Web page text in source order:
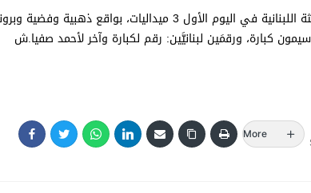
وقد حقّقت البعثة اللبنانية في اليوم الأول 3
كبارة، ورقمَين لبنانيَّين: رقم لكبارة وآخر لأحمد صفيا.ش
More